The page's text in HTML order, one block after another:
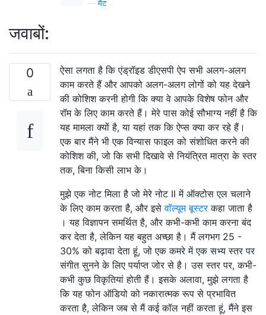
—मैट
जवाबों:
0
ऐसा लगता है कि एंड्रॉइड डीएसपी ऐप सभी अलग-अलग
काम करते हैं और आपको अलग-अलग लोगों को यह देखने
की कोशिश करनी होगी कि क्या वे आपके विशेष फोन और
रॉम के लिए काम करते हैं। मेरे पास कोई सौभाग्य नहीं है कि
यह मामला क्यों है, या यहां तक ​​कि ऐप्स क्या कर रहे हैं।
एक बार मैंने भी एक विन्यास फाइल को संशोधित करने की
कोशिश की, जो कि सभी दिखावे से नियंत्रित मात्रा के स्तर
तक, बिना किसी लाभ के।
मुझे एक नोट मिला है जो मेरे नोट II में ऑक्टोस एल चलाने
के लिए काम करता है, और इसेवॉल्यूम बूस्टरकहा जाता है
। यह विज्ञापन समर्थित है, और कभी-कभी काम करना बंद
कर देता है, लेकिन यह बहुत अच्छा है। मैं लगभग 25 -
30% को बढ़ावा देता हूं, जो एक कमरे में एक सभ्य स्तर पर
संगीत सुनने के लिए पर्याप्त जोर से है। उस स्तर पर, कभी-
कभी कुछ विकृतियां होती हैं। इसके अलावा, मुझे लगता है
कि यह फोन ऑडियो को नकारात्मक रूप से प्रभावित
करता है, लेकिन जब से मैं कई कॉल नहीं करता हूं, मैंने इस